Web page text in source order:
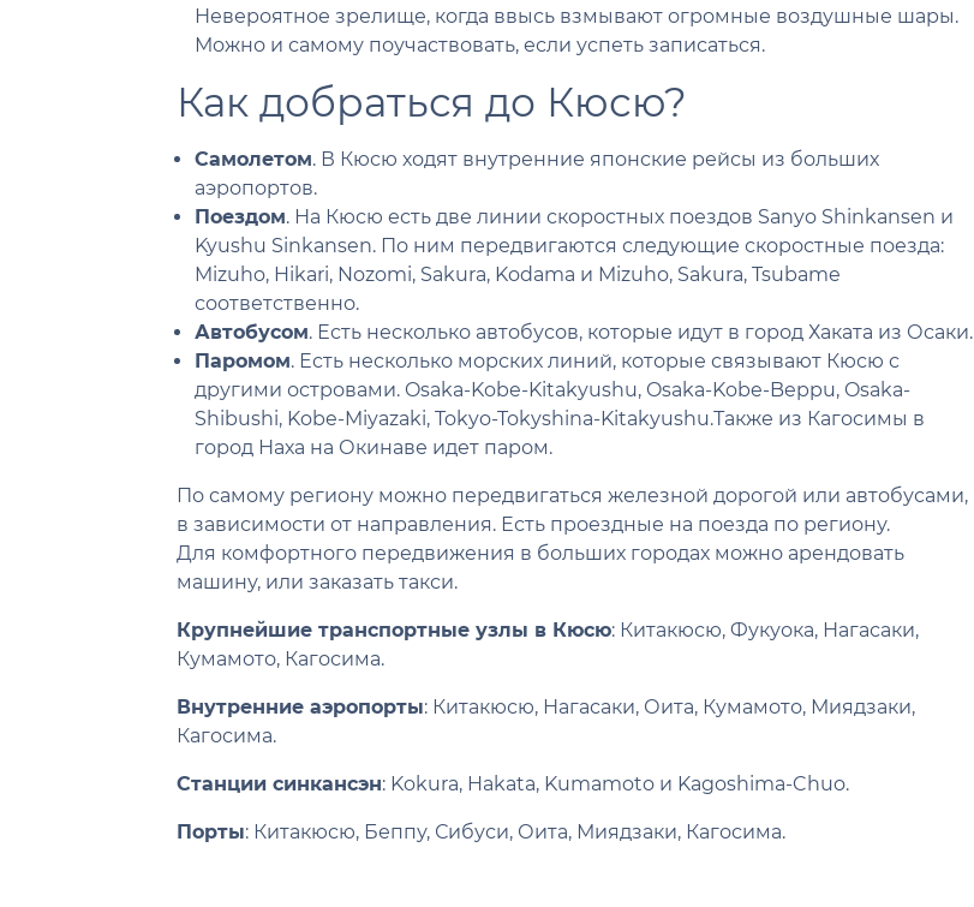
Невероятное зрелище, когда ввысь взмывают огромные воздушные шары.
Можно и самому поучаствовать, если успеть записаться.
Как добраться до Кюсю?
Самолетом. В Кюсю ходят внутренние японские рейсы из больших
аэропортов.
Поездом. На Кюсю есть две линии скоростных поездов Sanyo Shinkansen и
Kyushu Sinkansen. По ним передвигаются следующие скоростные поезда:
Mizuho, Hikari, Nozomi, Sakura, Kodama и Mizuho, Sakura, Tsubame
соответственно.
Автобусом. Есть несколько автобусов, которые идут в город Хаката из Осаки.
Паромом. Есть несколько морских линий, которые связывают Кюсю с
другими островами. Osaka-Kobe-Kitakyushu, Osaka-Kobe-Beppu, Osaka-
Shibushi, Kobe-Miyazaki, Tokyo-Tokyshina-Kitakyushu.Также из Кагосимы в
город Наха на Окинаве идет паром.
По самому региону можно передвигаться железной дорогой или автобусами,
в зависимости от направления. Есть проездные на поезда по региону.
Для комфортного передвижения в больших городах можно арендовать
машину, или заказать такси.
Крупнейшие транспортные узлы в Кюсю: Китакюсю, Фукуока, Нагасаки,
Кумамото, Кагосима.
Внутренние аэропорты: Китакюсю, Нагасаки, Оита, Кумамото, Миядзаки,
Кагосима.
Станции синкансэн: Kokura, Hakata, Kumamoto и Kagoshima-Chuo.
Порты: Китакюсю, Беппу, Сибуси, Оита, Миядзаки, Кагосима.